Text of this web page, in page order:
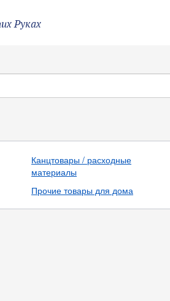
Руках
Канцтовары / расходные
материалы
Прочие товары для дома